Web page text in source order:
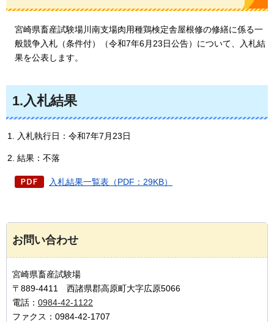
宮崎県畜産試験場川南支場肉用種鶏検定舎屋根修の修繕に係る一
般競争入札（条件付）（令和7年6月23日公告）について、入札結
果を公表します。
1.入札結果
入札執行日：令和7年7月23日
結果：不落
入札結果一覧表（PDF：29KB）
お問い合わせ
宮崎県畜産試験場
〒889-4411 西諸県郡高原町大字広原5066
電話： 0984-42-1122
ファクス：0984-42-1707